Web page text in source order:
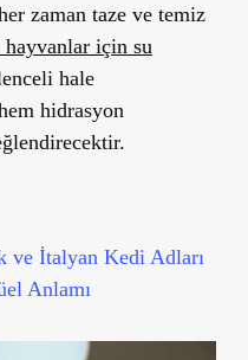
zaman taze ve temiz
için su
hale
hidrasyon
İtalyan Kedi Adları
Anlamı